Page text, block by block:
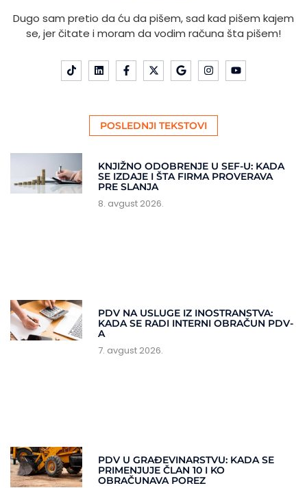
Dugo sam pretio da ću da pišem, sad kad pišem kajem
se, jer čitate i moram da vodim računa šta pišem!
POSLEDNJI TEKSTOVI
KNJIŽNO ODOBRENJE U SEF-U: KADA
SE IZDAJE I ŠTA FIRMA PROVERAVA
PRE SLANJA
8. avgust 2026.
PDV NA USLUGE IZ INOSTRANSTVA:
KADA SE RADI INTERNI OBRAČUN PDV-
A
7. avgust 2026.
PDV U GRAĐEVINARSTVU: KADA SE
PRIMENJUJE ČLAN 10 I KO
OBRAČUNAVA POREZ